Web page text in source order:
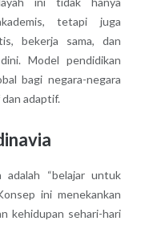
tetapi juga
bekerja sama, dan
Model pendidikan
bagi negara-negara
adaptif.
adalah “belajar untuk
ini menekankan
kehidupan sehari-hari